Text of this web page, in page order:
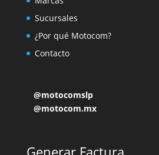
Sucursales
¿Por qué Motocom?
Contacto
@motocomslp
@motocom.mx
Generar Factura